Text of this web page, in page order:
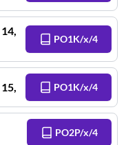
14,
PO1K/x/4
15, PO1K/x/4
PO2P/x/4